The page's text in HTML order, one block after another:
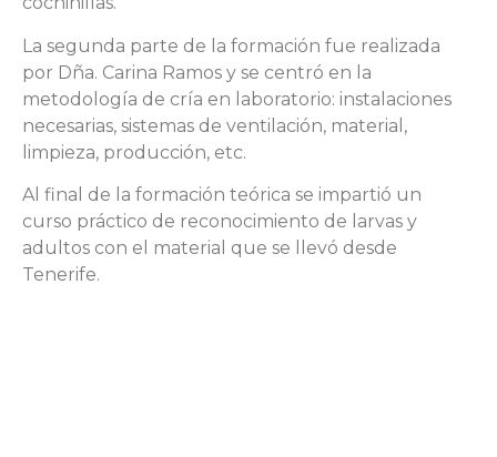
La segunda parte de la formación fue realizada
por Dña. Carina Ramos y se centró en la
metodología de cría en laboratorio: instalaciones
necesarias, sistemas de ventilación, material,
limpieza, producción, etc.
Al final de la formación teórica se impartió un
curso práctico de reconocimiento de larvas y
adultos con el material que se llevó desde
Tenerife.